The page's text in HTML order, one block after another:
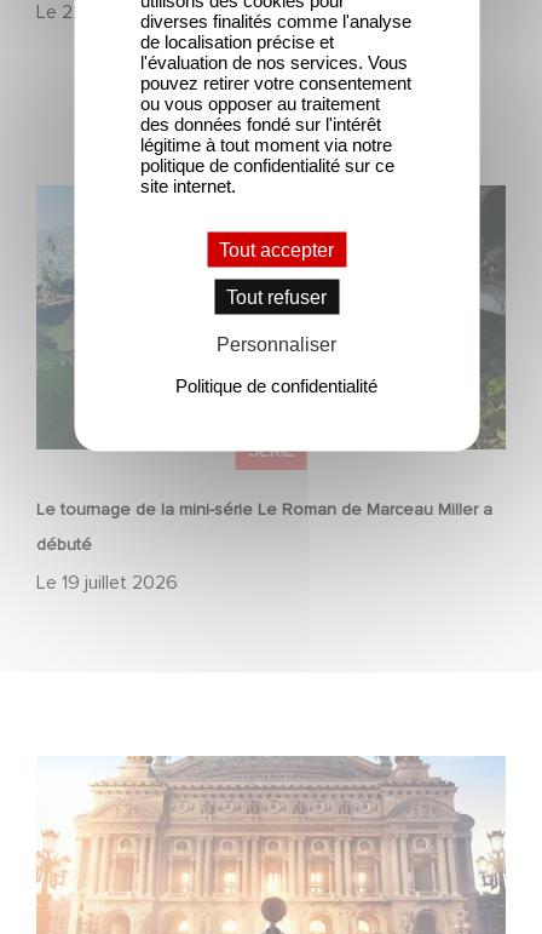
Le 22 juillet 2026
SÉRIE
Le tournage de la mini-série Le Roman de Marceau Miller a
débuté
Le 19 juillet 2026
Le tournage de la mini-série Le Roman de Marceau Miller
Gaumont et Good Hero annoncent la suite de Ballerina
diverses finalités comme l'analyse
de localisation précise et
l'évaluation de nos services. Vous
pouvez retirer votre consentement
ou vous opposer au traitement
des données fondé sur l'intérêt
légitime à tout moment via notre
politique de confidentialité sur ce
site internet.
Tout accepter
Tout refuser
Personnaliser
Politique de confidentialité